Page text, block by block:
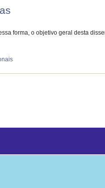
forma, o objetivo geral desta